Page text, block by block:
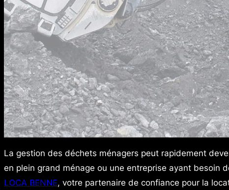
La gestion des déchets ménagers peut rapidement
en plein grand ménage ou une entreprise ayant besoin
LOCA BENNE, votre partenaire de confiance pour la